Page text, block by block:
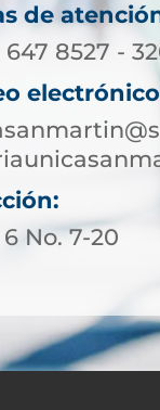
de
647 8527 -
No. 7-20